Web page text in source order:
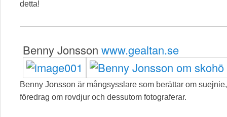
detta!
Benny Jonsson www.gealtan.se
Benny Jonsson är mångsysslare som berättar om
föredrag om rovdjur och dessutom fotograferar.